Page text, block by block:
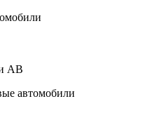
AB
автомобили